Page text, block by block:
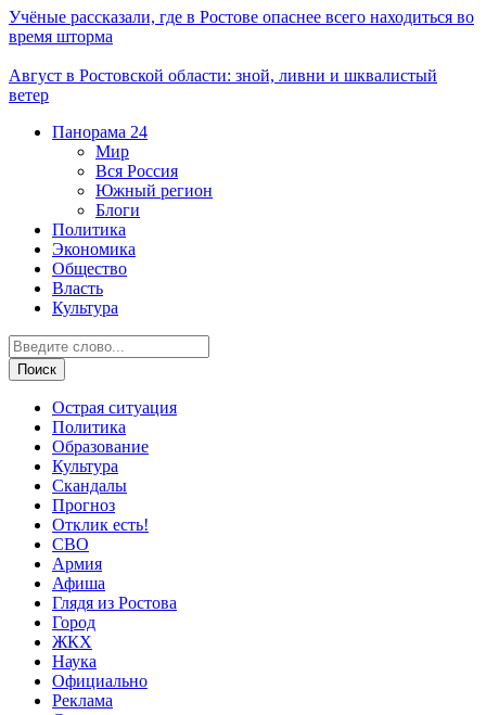
Учёные рассказали, где в Ростове опаснее всего находиться во
время шторма
Август в Ростовской области: зной, ливни и шквалистый
ветер
Панорама 24
Мир
Вся Россия
Южный регион
Блоги
Политика
Экономика
Общество
Власть
Культура
Острая ситуация
Политика
Образование
Культура
Скандалы
Прогноз
Отклик есть!
СВО
Армия
Афиша
Глядя из Ростова
Город
ЖКХ
Наука
Официально
Реклама